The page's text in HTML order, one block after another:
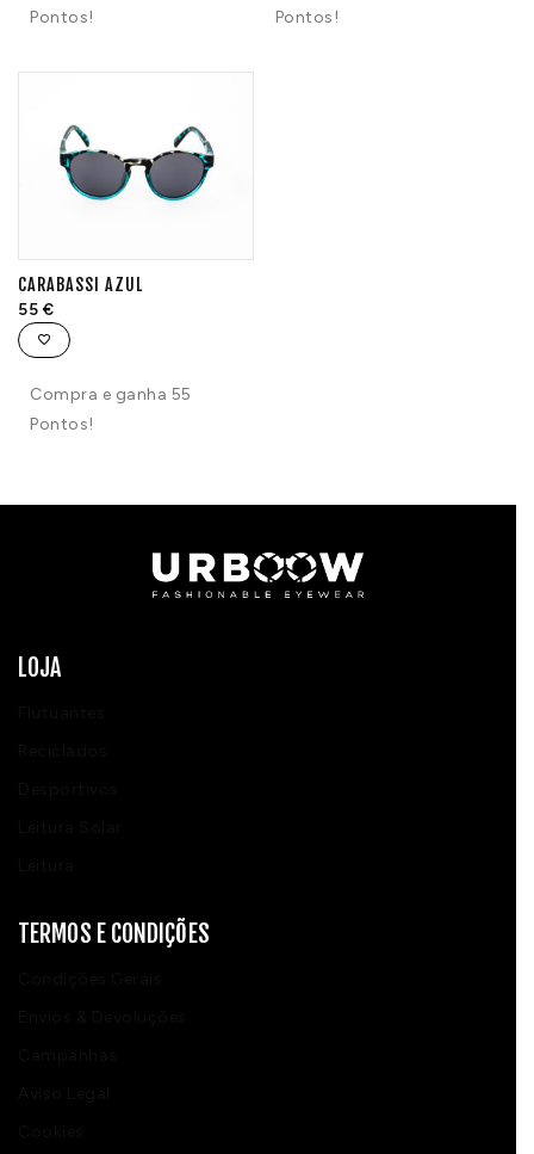
Pontos!
Pontos!
CARABASSI AZUL
55 €
Compra e ganha 55
Pontos!
LOJA
TERMOS E CONDIÇÕES